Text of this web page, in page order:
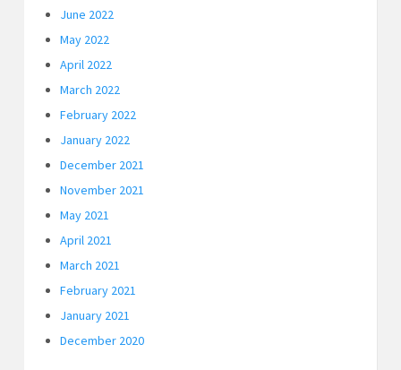
June 2022
May 2022
April 2022
March 2022
February 2022
January 2022
December 2021
November 2021
May 2021
April 2021
March 2021
February 2021
January 2021
December 2020